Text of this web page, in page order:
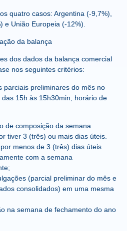
quatro casos: Argentina (-9,7%),
e União Europeia (-12%).
da balança
dos dados da balança comercial
nos seguintes critérios:
parciais preliminares do mês no
15h às 15h30min, horário de
de composição da semana
tiver 3 (três) ou mais dias úteis.
menos de 3 (três) dias úteis
com a semana
(parcial preliminar do mês e
consolidados) em uma mesma
na semana de fechamento do ano